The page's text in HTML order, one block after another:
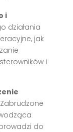
i
działania
jak
i
do